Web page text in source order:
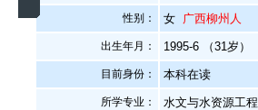
性别： 女 广西柳州人
出生年月： 1995-6 （31岁）
目前身份： 本科在读
所学专业： 水文与水资源工程